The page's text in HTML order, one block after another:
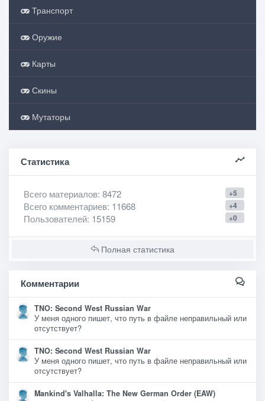
Транспорт
Оружие
Карты
Скины
Мутаторы
Статистика
+5
Всего материалов: 8472
+4
Всего комментариев: 11668
+0
Пользователей: 15159
Полная статистика
Комментарии
TNO: Second West Russian War
У меня одного пишет, что путь в файле неправильный или
отсутствует?
TNO: Second West Russian War
У меня одного пишет, что путь в файле неправильный или
отсутствует?
Mankind's Valhalla: The New German Order (EAW)